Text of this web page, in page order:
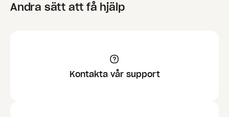
Andra sätt att få hjälp
Kontakta vår support